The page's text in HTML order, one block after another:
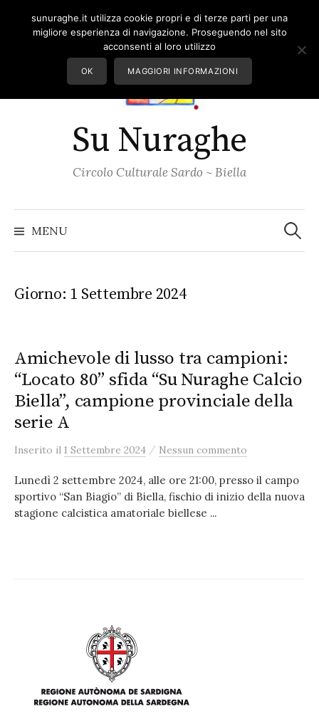
Su Nuraghe
Circolo Culturale Sardo ~ Biella
MENU per:
Giorno: 1 Settembre 2024
Amichevole di lusso tra campioni:
“Locato 80” sfida “Su Nuraghe Calcio
Biella”, campione provinciale della
serie A
Inserito il 1 Settembre 2024 / Nessun commento
Lunedì 2 settembre 2024, alle ore 21:00, presso il campo
sportivo “San Biagio” di Biella, fischio di inizio della nuova
stagione calcistica amatoriale biellese ...
sunuraghe.it utilizza cookie propri e di terze parti per una
migliore esperienza di navigazione. Proseguendo nel sito
acconsenti al loro utilizzo
OK MAGGIORI INFORMAZIONI